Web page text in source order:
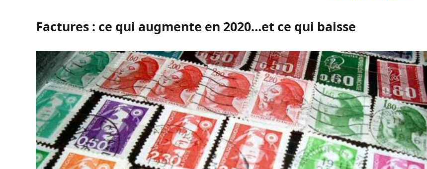
Factures : ce qui augmente en 2020…et ce qui baisse